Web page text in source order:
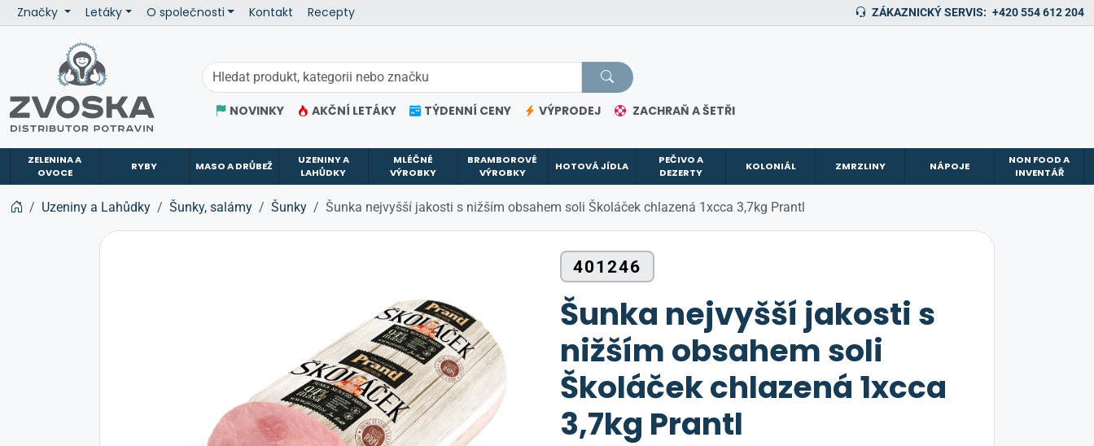
Značky Letáky O společnosti Kontakt Recepty ZÁKAZNICKÝ SERVIS: +420 554 612 204
NOVINKY AKČNÍ LETÁKY TÝDENNÍ CENY VÝPRODEJ ZACHRAŇ A ŠETŘI
ZELENINA A
OVOCE
RYBY MASO A DRŮBEŽ
UZENINY A
LAHŮDKY
MLÉČNÉ
VÝROBKY
BRAMBOROVÉ
VÝROBKY
HOTOVÁ JÍDLA
PEČIVO A
DEZERTY
KOLONIÁL ZMRZLINY NÁPOJE
NON FOOD A
INVENTÁŘ
Uzeniny a Lahůdky Šunky, salámy Šunky Šunka nejvyšší jakosti s nižším obsahem soli Školáček chlazená 1xcca 3,7kg Prantl
401246
Šunka nejvyšší jakosti s
nižším obsahem soli
Školáček chlazená 1xcca
3,7kg Prantl